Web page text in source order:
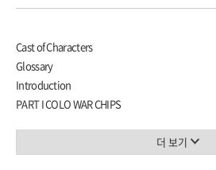
Cast of Characters
Glossary
Introduction
PART I COLO WAR CHIPS
더 보기